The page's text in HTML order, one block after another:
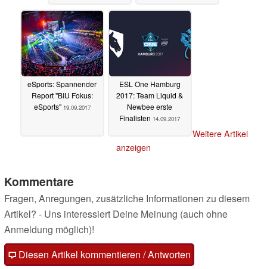
eSports: Spannender
Report "BIU Fokus:
eSports" 19.09.2017
ESL One Hamburg
2017: Team Liquid &
Newbee erste
Finalisten 14.09.2017
Weitere Artikel
anzeigen
Kommentare
Fragen, Anregungen, zusätzliche Informationen zu diesem
Artikel? - Uns interessiert Deine Meinung (auch ohne
Anmeldung möglich)!
Diesen Artikel kommentieren / Antworten